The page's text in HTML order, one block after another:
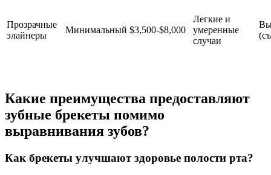
Прозрачные
элайнеры
Минимальный $3,500-$8,000
Легкие и
умеренные
случаи
Какие преимущества предоставляют
зубные брекеты помимо
выравнивания зубов?
Как брекеты улучшают здоровье полости рта?